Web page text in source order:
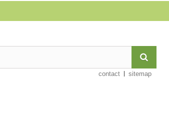
contact sitemap